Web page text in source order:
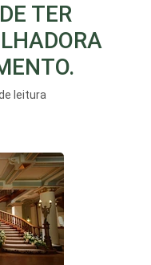
TER
leitura